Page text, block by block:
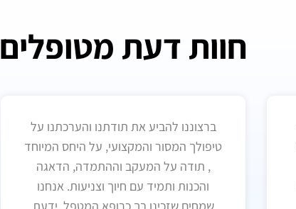
חוות דעת מטופלים
ברצוננו להביע את תודתנו והערכתנו על
טיפולך המסור והמקצועי, על היחס המיוחד
, תודה על המעקב וההתמדה, הדאגה
והכנות ותמיד עם חיוך וצניעות. אנחנו
שמחים שזכינו בך כרופא המטפל. ידעת